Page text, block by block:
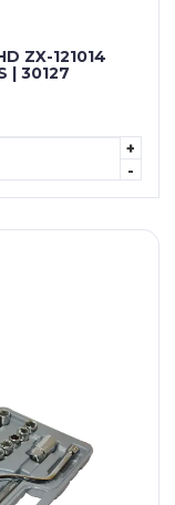
ZX-121014
| 30127
+
-